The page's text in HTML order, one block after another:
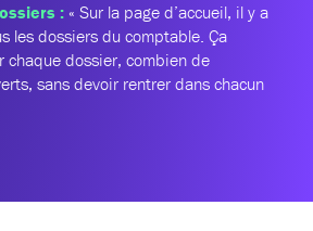
: « Sur la page d’accueil, il y a
les dossiers du comptable. Ça
chaque dossier, combien de
sans devoir rentrer dans chacun